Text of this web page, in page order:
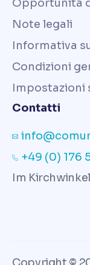
Opportunità
Note legali
Informativa
Condizioni
Impostazioni
Contatti
+49 (0) 176
Im